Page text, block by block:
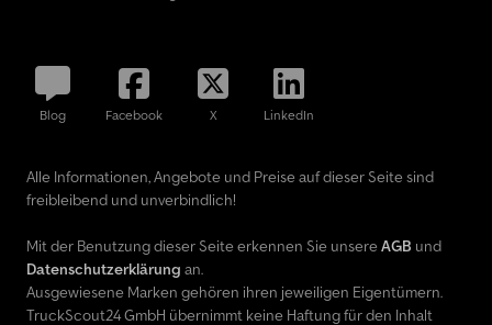
Blog Facebook X LinkedIn
Alle Informationen, Angebote und Preise auf dieser Seite sind
freibleibend und unverbindlich!
Mit der Benutzung dieser Seite erkennen Sie unsere AGB und
Datenschutzerklärung an.
Ausgewiesene Marken gehören ihren jeweiligen Eigentümern.
TruckScout24 GmbH übernimmt keine Haftung für den Inhalt